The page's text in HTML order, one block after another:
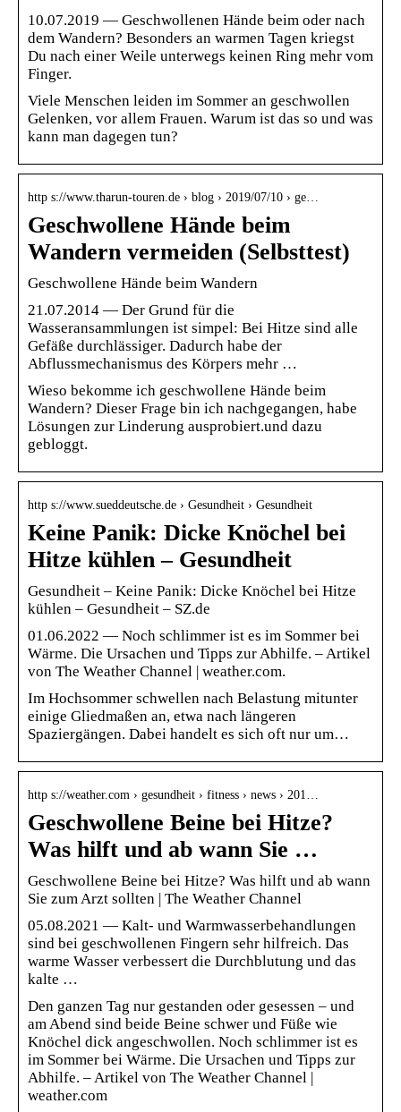
10.07.2019 — Geschwollenen Hände beim oder nach
dem Wandern? Besonders an warmen Tagen kriegst
Du nach einer Weile unterwegs keinen Ring mehr vom
Finger.
Viele Menschen leiden im Sommer an geschwollen
Gelenken, vor allem Frauen. Warum ist das so und was
kann man dagegen tun?
http s://www.tharun-touren.de › blog › 2019/07/10 › ge…
Geschwollene Hände beim
Wandern vermeiden (Selbsttest)
Geschwollene Hände beim Wandern
21.07.2014 — Der Grund für die
Wasseransammlungen ist simpel: Bei Hitze sind alle
Gefäße durchlässiger. Dadurch habe der
Abflussmechanismus des Körpers mehr …
Wieso bekomme ich geschwollene Hände beim
Wandern? Dieser Frage bin ich nachgegangen, habe
Lösungen zur Linderung ausprobiert.und dazu
gebloggt.
http s://www.sueddeutsche.de › Gesundheit › Gesundheit
Keine Panik: Dicke Knöchel bei
Hitze kühlen – Gesundheit
Gesundheit – Keine Panik: Dicke Knöchel bei Hitze
kühlen – Gesundheit – SZ.de
01.06.2022 — Noch schlimmer ist es im Sommer bei
Wärme. Die Ursachen und Tipps zur Abhilfe. – Artikel
von The Weather Channel | weather.com.
Im Hochsommer schwellen nach Belastung mitunter
einige Gliedmaßen an, etwa nach längeren
Spaziergängen. Dabei handelt es sich oft nur um…
http s://weather.com › gesundheit › fitness › news › 201…
Geschwollene Beine bei Hitze?
Was hilft und ab wann Sie …
Geschwollene Beine bei Hitze? Was hilft und ab wann
Sie zum Arzt sollten | The Weather Channel
05.08.2021 — Kalt- und Warmwasserbehandlungen
sind bei geschwollenen Fingern sehr hilfreich. Das
warme Wasser verbessert die Durchblutung und das
kalte …
Den ganzen Tag nur gestanden oder gesessen – und
am Abend sind beide Beine schwer und Füße wie
Knöchel dick angeschwollen. Noch schlimmer ist es
im Sommer bei Wärme. Die Ursachen und Tipps zur
Abhilfe. – Artikel von The Weather Channel |
weather.com